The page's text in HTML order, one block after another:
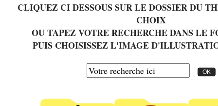
CLIQUEZ CI DESSOUS SUR LE DOSSIER DU
CHOIX
OU TAPEZ VOTRE RECHERCHE DANS LE
PUIS CHOISISSEZ L'IMAGE